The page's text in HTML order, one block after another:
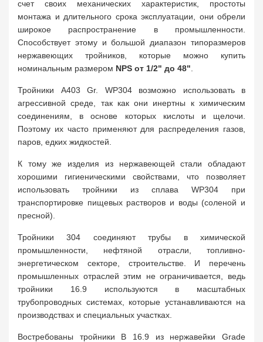
счет своих механических характеристик, простоты
монтажа и длительного срока эксплуатации, они обрели
широкое распространение в промышленности.
Способствует этому и большой диапазон типоразмеров
нержавеющих тройников, которые можно купить
номинальным размером NPS от 1/2" до 48"
Тройники A403 Gr. WP304 возможно использовать в
агрессивной среде, так как они инертны к химическим
соединениям, в основе которых кислоты и щелочи.
Поэтому их часто применяют для распределения газов,
паров, едких жидкостей.
К тому же изделия из нержавеющей стали обладают
хорошими гигиеническими свойствами, что позволяет
использовать тройники из сплава WP304 при
транспортировке пищевых растворов и воды (соленой и
пресной).
Тройники 304 соединяют трубы в химической
промышленности, нефтяной отрасли, топливно-
энергетическом секторе, строительстве. И перечень
промышленных отраслей этим не ограничивается, ведь
тройники 16.9 используются в масштабных
трубопроводных системах, которые устанавливаются на
производствах и специальных участках.
Востребованы тройники B 16.9 из нержавейки Grade